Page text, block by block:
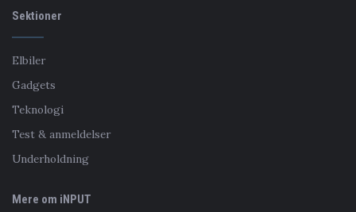
Sektioner
Elbiler
Gadgets
Teknologi
Test & anmeldelser
Underholdning
Mere om iNPUT